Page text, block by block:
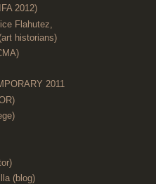
2012)
Flahutez,
historians)
2011
(blog)